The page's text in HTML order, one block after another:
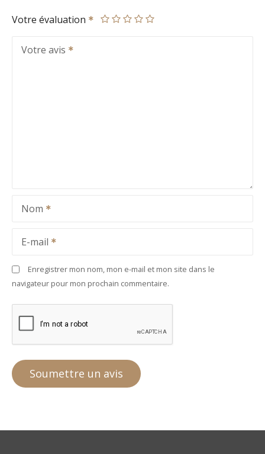
Votre évaluation
Votre avis
Nom
E-mail
Enregistrer mon nom, mon e-mail et mon site dans le
navigateur pour mon prochain commentaire.